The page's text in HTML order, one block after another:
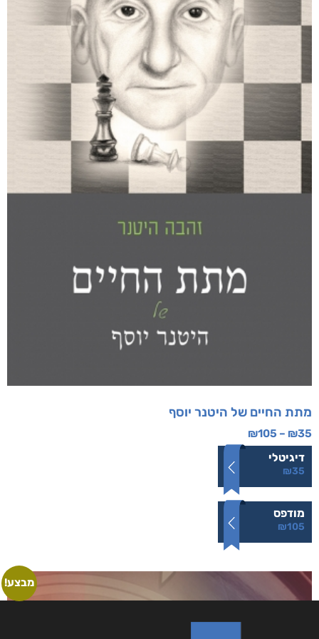
מתת החיים של היטנר יוסף
₪35
–
₪105
דיגיטלי
₪35
מודפס
₪105
מבצע!